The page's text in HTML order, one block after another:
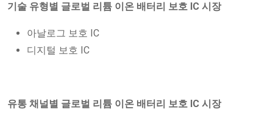
기술 유형별 글로벌 리튬 이온 배터리 보호 IC 시장
아날로그 보호 IC
디지털 보호 IC
유통 채널별 글로벌 리튬 이온 배터리 보호 IC 시장